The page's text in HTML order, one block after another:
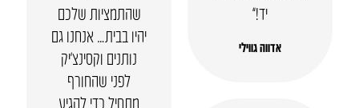
יד!”
אדווה גווילי
שהתמציות שלכם
יהיו בבית… אנחנו גם
נותנים וקסינצ’יק
לפני שהחורף
מתחיל כדי להגיע